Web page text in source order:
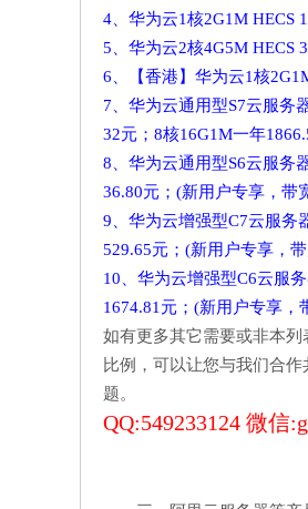
4、华为云1核2G1M HECS
5、华为云2核4G5M HECS
6、【香港】华为云1核
7、华为云通用型S7云服务
32元；8核16G1M一年
8、华为云通用型S6云服务
36.80元；(新用户专享，带
9、华为云增强型C7云服务
529.65元；(新用户专享，
10、华为云增强型C6云服
1674.81元；(新用户专享，
如有更多其它需要或非本
比例，可以让您与我们合
题。
QQ:549233124 微信